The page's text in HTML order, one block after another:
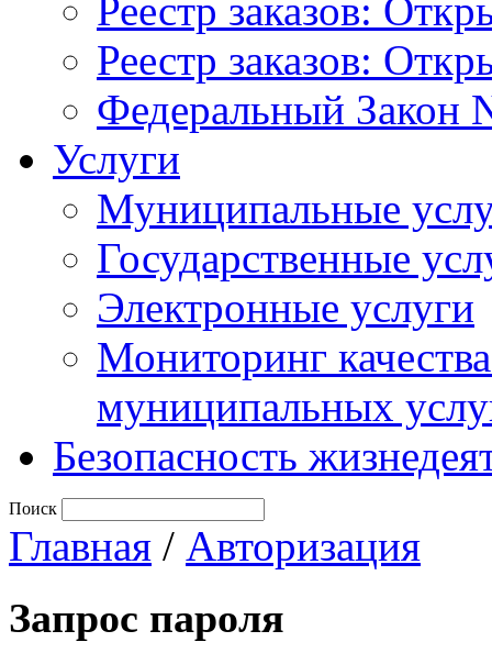
Реестр заказов:
Реестр заказов:
Федеральный Закон
Услуги
Муниципальные
Государственные
Электронные услуги
Мониторинг
муниципальных
Безопасность
Поиск
Главная / Авторизация
Запрос пароля